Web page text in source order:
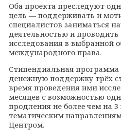
Оба проекта преследуют
цель — поддерживать и
специалистов заниматься
деятельностью и проводить
исследования в выбранной
международного права.
Стипендиальная программа
денежную поддержку трёх
время проведения ими
месяцев с возможностью
продления не более чем на 3
тематическим
Центром.